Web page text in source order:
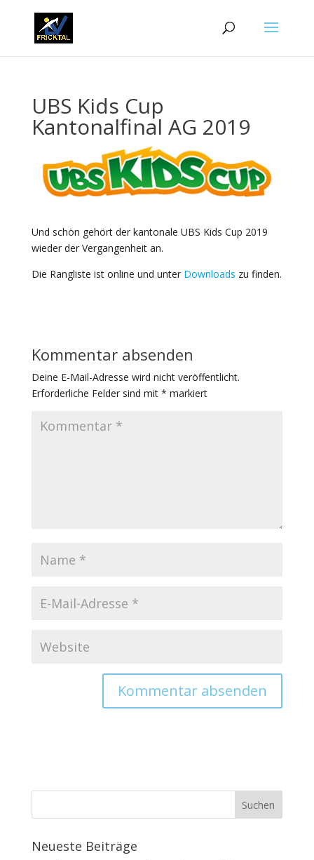
UBS Kids Cup
Kantonalfinal AG 2019
Und schön gehört der kantonale UBS Kids Cup 2019
wieder der Vergangenheit an.
Die Rangliste ist online und unter Downloads zu finden.
Kommentar absenden
Deine E-Mail-Adresse wird nicht veröffentlicht.
Erforderliche Felder sind mit * markiert
Neueste Beiträge